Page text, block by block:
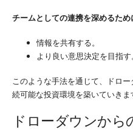
チームとしての連携を深めるため
情報を共有する。
より良い意思決定を目指す。
このような手法を通じて、ドロ
続可能な投資環境を築いていきま
ドローダウンから